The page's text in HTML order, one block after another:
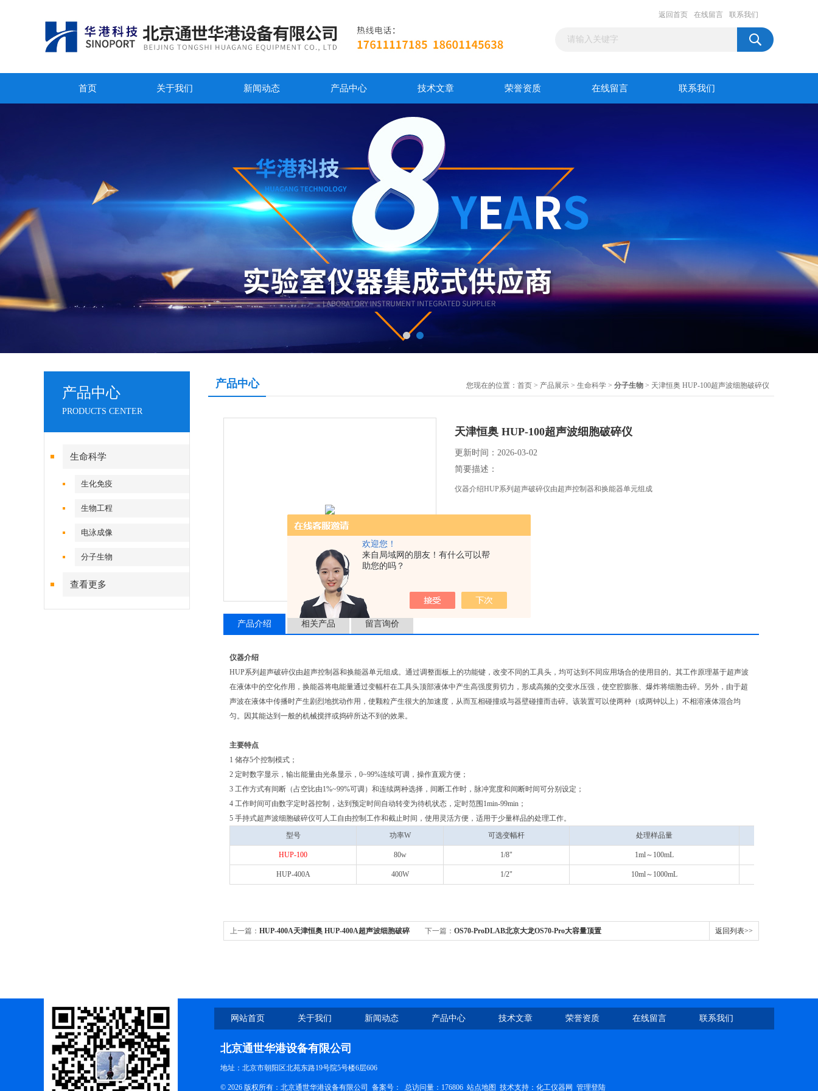
欢迎您！
来自局域网的朋友！有什么可以帮
助您的吗？
返回首页 在线留言 联系我们
首页 关于我们 新闻动态 产品中心 技术文章 荣誉资质 在线留言 联系我们
产品中心
PRODUCTS CENTER
生命科学
生化免疫
生物工程
电泳成像
分子生物
查看更多
产品中心 您现在的位置： 首页 > 产品展示 > 生命科学 > 分子生物 > 天津恒奥 HUP-100超声波细胞破碎仪
天津恒奥 HUP-100超声波细胞破碎仪
更新时间：2026-03-02
简要描述：
仪器介绍HUP系列超声破碎仪由超声控制器和换能器单元组成
产品介绍 相关产品 留言询价
仪器介绍
HUP系列超声破碎仪由超声控制器和换能器单元组成。通过调整面板上的功能键，改变不同的工具头，均可达到不同应用场合的使用目的。其工作原理基于超声波
在液体中的空化作用，换能器将电能量通过变幅杆在工具头顶部液体中产生高强度剪切力，形成高频的交变水压强，使空腔膨胀、爆炸将细胞击碎。另外，由于超
声波在液体中传播时产生剧烈地扰动作用，使颗粒产生很大的加速度，从而互相碰撞或与器壁碰撞而击碎。该装置可以使两种（或两钟以上）不相溶液体混合均
匀。因其能达到一般的机械搅拌或捣碎所达不到的效果。
主要特点
1 储存5个控制模式；
2 定时数字显示，输出能量由光条显示，0~99%连续可调，操作直观方便；
3 工作方式有间断（占空比由1%~99%可调）和连续两种选择，间断工作时，脉冲宽度和间断时间可分别设定；
4 工作时间可由数字定时器控制，达到预定时间自动转变为待机状态，定时范围1min-99min；
5 手持式超声波细胞破碎仪可人工自由控制工作和截止时间，使用灵活方便，适用于少量样品的处理工作。
型号
功率W 可选变幅杆 处理样品量
HUP-100 80w 1/8" 1ml～100mL
HUP-400A 400W 1/2" 10ml～1000mL
上一篇： HUP-400A天津恒奥 HUP-400A超声波细胞破碎 下一篇： OS70-ProDLAB北京大龙OS70-Pro大容量顶置 返回列表>>
网站首页 关于我们 新闻动态 产品中心 技术文章 荣誉资质 在线留言 联系我们
北京通世华港设备有限公司
地址：北京市朝阳区北苑东路19号院5号楼6层606
© 2026 版权所有：北京通世华港设备有限公司 备案号： 总访问量：176806 站点地图 技术支持： 化工仪器网 管理登陆